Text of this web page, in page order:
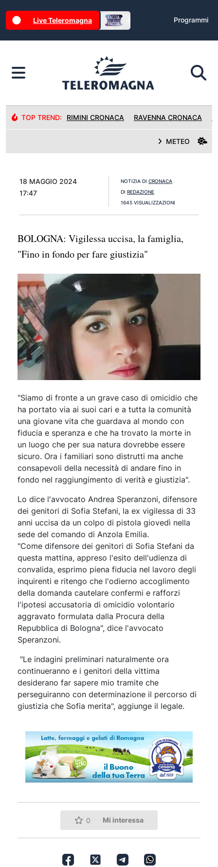
Live Teleromagna Programmi
TOP TREND: RIMINI CRONACA RAVENNA CRONACA
METEO
18 MAGGIO 2024
17:47
NOTIZIA DI CRONACA
DI REDAZIONE
1645 VISUALIZZAZIONI
BOLOGNA: Vigilessa uccisa, la famiglia,
"Fino in fondo per fare giustizia"
"Siamo di fronte a un grave caso di omicidio che
ha portato via ai suoi cari e a tutta la comunità
una giovane vita che guardava al mondo con
fiducia e speranza e che ha trovato la morte in
un luogo che per sua natura dovrebbe essere
sicuro. Ora i familiari sono distrutti ma anche
consapevoli della necessità di andare fino in
fondo nel raggiungimento di verità e giustizia".
Lo dice l'avvocato Andrea Speranzoni, difensore
dei genitori di Sofia Stefani, la ex vigilessa di 33
anni uccisa da un colpo di pistola giovedì nella
sede del comando di Anzola Emilia.
"Come difensore dei genitori di Sofia Stefani da
questa mattina, appreso l'esito dell'udienza di
convalida, esprimo piena fiducia nel lavoro degli
inquirenti e ritengo che l'odierno accoglimento
della domanda cautelare confermi e rafforzi
l'ipotesi accusatoria di omicidio volontario
aggravato formulata dalla Procura della
Repubblica di Bologna", dice l'avvocato
Speranzoni.
"Le indagini preliminari naturalmente ora
continueranno e i genitori della vittima
desiderano far sapere mio tramite che
perseguiranno con determinazione il percorso di
giustizia che Sofia merita", aggiunge il legale.
0 Mi interessa